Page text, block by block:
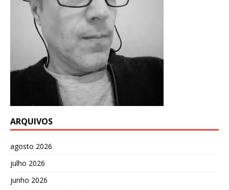
ARQUIVOS
agosto 2026
julho 2026
junho 2026